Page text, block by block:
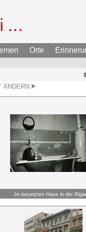
Orte
ÄNDERN
Im besetzten Haus in der